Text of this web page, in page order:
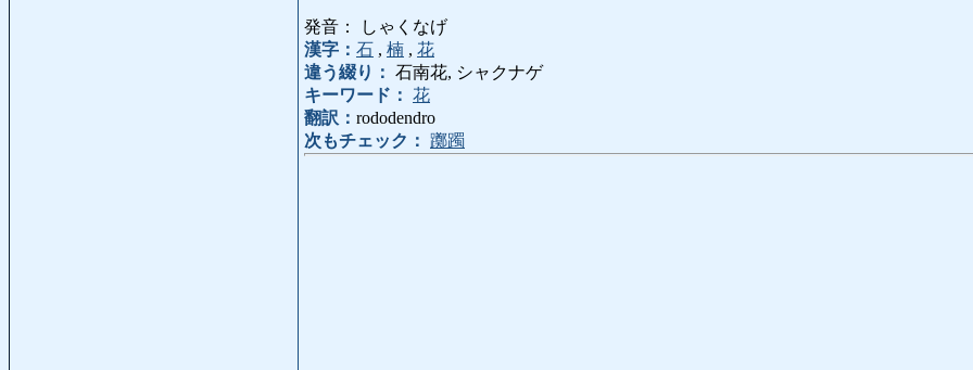
発音： しゃくなげ
漢字： 石 , 楠 , 花
違う綴り： 石南花, シャクナゲ
キーワード： 花
翻訳： rododendro
次もチェック： 躑躅